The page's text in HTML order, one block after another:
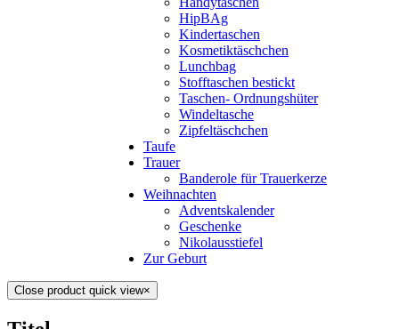
HipBAg
Kindertaschen
Kosmetiktäschchen
Lunchbag
Stofftaschen bestickt
Taschen- Ordnungshüter
Windeltasche
Zipfeltäschchen
Taufe
Trauer
Banderole für Trauerkerze
Weihnachten
Adventskalender
Geschenke
Nikolausstiefel
Zur Geburt
Close product quick view×